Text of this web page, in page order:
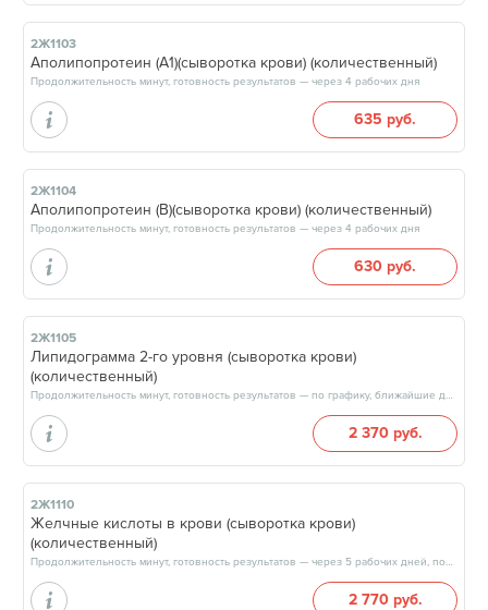
2Ж1103
Аполипопротеин (А1)(сыворотка крови) (количественный)
Продолжительность минут, готовность результатов — через 4 рабочих дня
635 руб.
2Ж1104
Аполипопротеин (В)(сыворотка крови) (количественный)
Продолжительность минут, готовность результатов — через 4 рабочих дня
630 руб.
2Ж1105
Липидограмма 2-го уровня (сыворотка крови)
(количественный)
Продолжительность минут, готовность результатов — по графику, ближайшие даты: 13.08.26, 20.08.26, 27.08.26, 03.09.26, результат через 5 рабочих дней, после 17:00
2 370 руб.
2Ж1110
Желчные кислоты в крови (сыворотка крови)
(количественный)
Продолжительность минут, готовность результатов — через 5 рабочих дней, после 17:00
2 770 руб.